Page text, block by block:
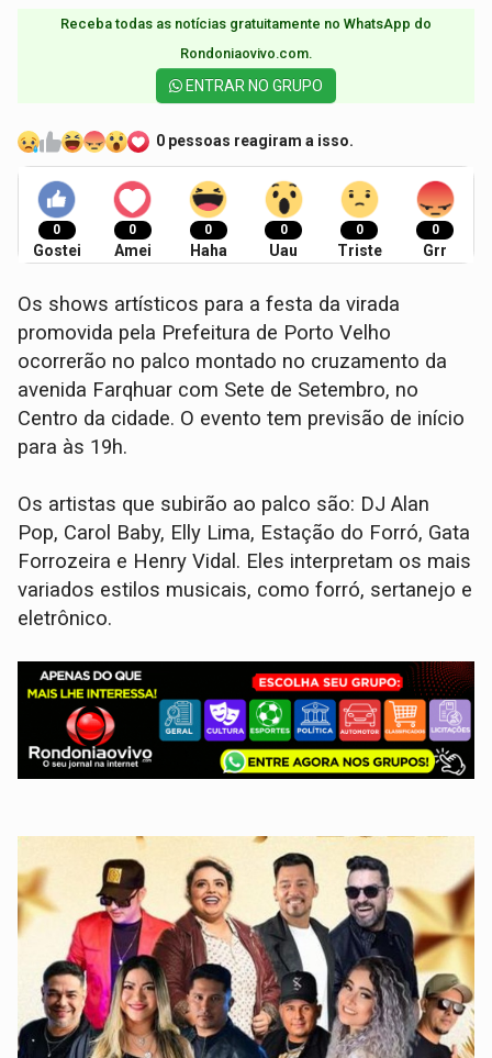
Receba todas as notícias gratuitamente no WhatsApp do
Rondoniaovivo.com.​
ENTRAR NO GRUPO
0 pessoas reagiram a isso.
0
Gostei
0
Amei
0
Haha
0
Uau
0
Triste
0
Grr
Os shows artísticos para a festa da virada
promovida pela Prefeitura de Porto Velho
ocorrerão no palco montado no cruzamento da
avenida Farqhuar com Sete de Setembro, no
Centro da cidade. O evento tem previsão de início
para às 19h.
Os artistas que subirão ao palco são: DJ Alan
Pop, Carol Baby, Elly Lima, Estação do Forró, Gata
Forrozeira e Henry Vidal. Eles interpretam os mais
variados estilos musicais, como forró, sertanejo e
eletrônico.